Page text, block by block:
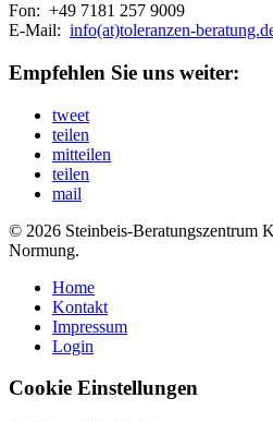
Fon: +49 7181 257 9009
E-Mail: info(at)toleranzen-
Empfehlen Sie uns weiter:
tweet
teilen
mitteilen
teilen
mail
© 2026 Steinbeis-Beratungszentrum
Normung.
Home
Kontakt
Impressum
Login
Cookie Einstellungen